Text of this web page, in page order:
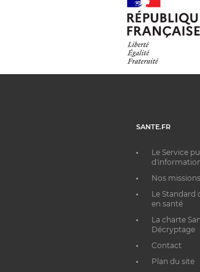
SANTE.FR
Le Service
Nos missions
Le Standard
en santé
La charte
Décryptage
Contact
Plan du site